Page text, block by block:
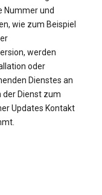
Nummer und
wie zum Beispiel
werden
oder
Dienstes an
der Dienst zum
Updates Kontakt